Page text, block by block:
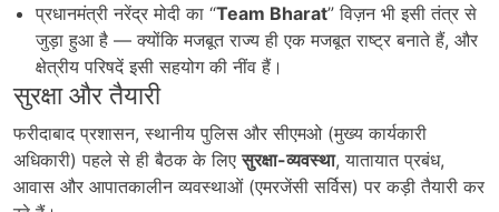
प्रधानमंत्री नरेंद्र मोदी का “Team Bharat” विज़न भी इसी तंत्र से
जुड़ा हुआ है — क्योंकि मजबूत राज्य ही एक मजबूत राष्ट्र बनाते हैं, और
क्षेत्रीय परिषदें इसी सहयोग की नींव हैं।
सुरक्षा और तैयारी
फरीदाबाद प्रशासन, स्थानीय पुलिस और सीएमओ (मुख्य कार्यकारी
अधिकारी) पहले से ही बैठक के लिएसुरक्षा-व्यवस्था, यातायात प्रबंध,
आवास और आपातकालीन व्यवस्थाओं (एमरजेंसी सर्विस) पर कड़ी तैयारी कर